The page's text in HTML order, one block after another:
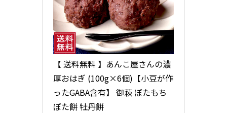
【 送料無料 】あんこ屋さんの濃
厚おはぎ (100g×6個)【小豆が作
ったGABA含有】 御萩 ぼたもち
ぼた餅 牡丹餅